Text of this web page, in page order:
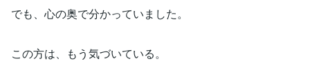
でも、心の奥で分かっていました。
この方は、もう気づいている。